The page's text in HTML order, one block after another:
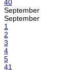
40
September
September
1
2
3
4
5
41